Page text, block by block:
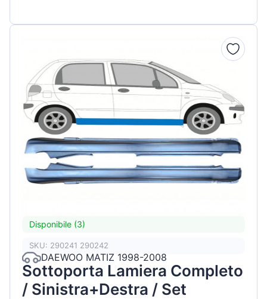
Disponibile (3)
SKU: 290241 290242
DAEWOO MATIZ 1998-2008
Sottoporta Lamiera Completo
/ Sinistra+Destra / Set